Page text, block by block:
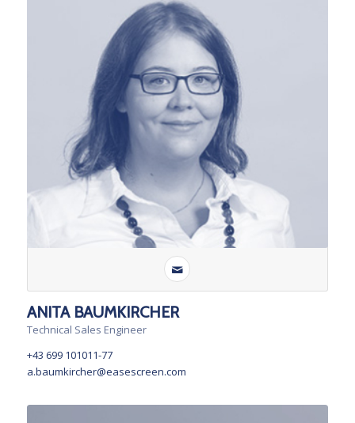
ANITA BAUMKIRCHER
Technical Sales Engineer
+43 699 101011-77
a.baumkircher@easescreen.com